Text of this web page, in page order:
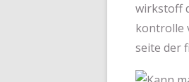
wirkstoff
kontrolle
seite der